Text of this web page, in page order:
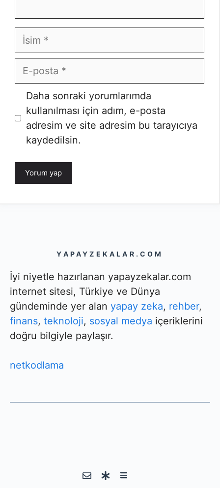
İsim
E-
posta
İnternet
sitesi
Daha sonraki yorumlarımda
kullanılması için adım, e-posta
adresim ve site adresim bu tarayıcıya
kaydedilsin.
YAPAYZEKALAR.COM
İyi niyetle hazırlanan yapayzekalar.com
internet sitesi, Türkiye ve Dünya
gündeminde yer alan yapay zeka, rehber,
finans, teknoloji, sosyal medya içeriklerini
doğru bilgiyle paylaşır.
netkodlama